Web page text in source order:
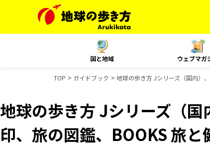
国と地域 ウェブマガ
TOP ガイドブック 地球の歩き方 Jシリーズ（国内）
地球の歩き方 Jシリーズ（
印、旅の図鑑、BOOKS 旅